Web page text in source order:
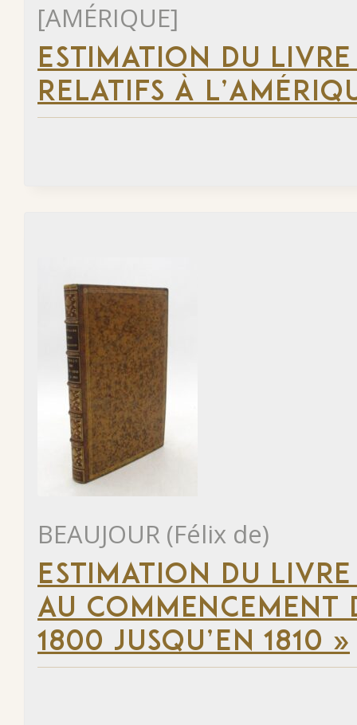
[AMÉRIQUE]
ESTIMATION DU
RELATIFS À
BEAUJOUR (Félix de)
ESTIMATION DU
AU COMMENCEMENT
1800 JUSQU’EN 1810 »